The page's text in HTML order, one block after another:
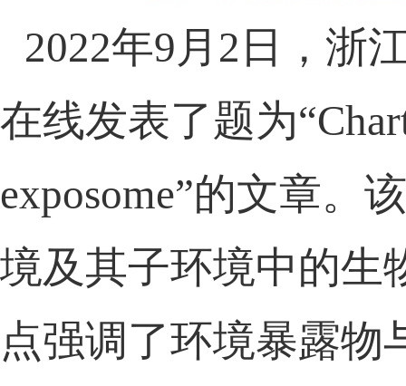
2022年9月2日，浙
在线发表了题为“
exposome”的文章。
境及其子环境中的生
点强调了环境暴露物